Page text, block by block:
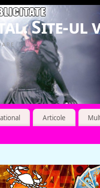
Site-ul
Articole